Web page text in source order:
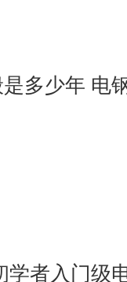
多少年 电
学者入门级